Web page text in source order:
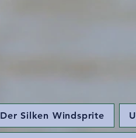
Der Silken Windsprite